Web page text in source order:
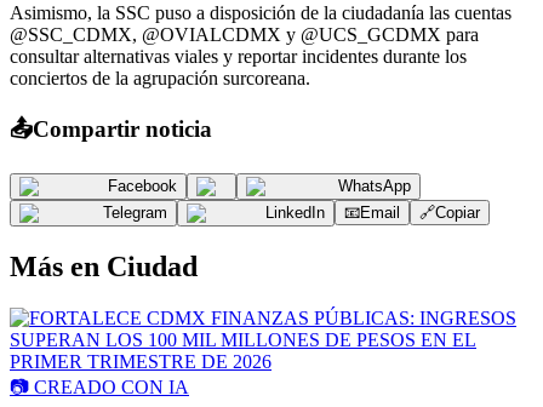
Asimismo, la SSC puso a disposición de la ciudadanía las cuentas
@SSC_CDMX, @OVIALCDMX y @UCS_GCDMX para
consultar alternativas viales y reportar incidentes durante los
conciertos de la agrupación surcoreana.
📤Compartir noticia
Facebook
WhatsApp
Telegram
LinkedIn 📧Email 🔗Copiar
Más en Ciudad
📷 CREADO CON IA